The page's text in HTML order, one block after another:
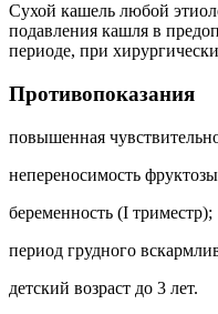
Сухой кашель любой
подавления кашля в
периоде, при
Противопоказания
повышенная
непереносимость
беременность (I триместр);
период грудного
детский возраст до 3 лет.